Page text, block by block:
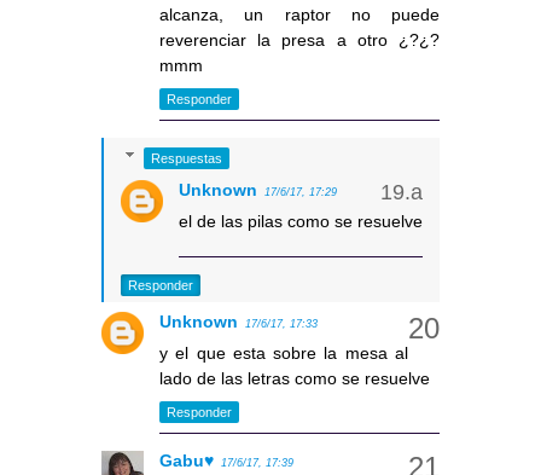
alcanza, un raptor no puede
reverenciar la presa a otro ¿?¿?
mmm
Responder
Respuestas
Unknown 17/6/17, 17:29
el de las pilas como se resuelve
Responder
Unknown 17/6/17, 17:33
y el que esta sobre la mesa al
lado de las letras como se resuelve
Responder
Gabu♥ 17/6/17, 17:39